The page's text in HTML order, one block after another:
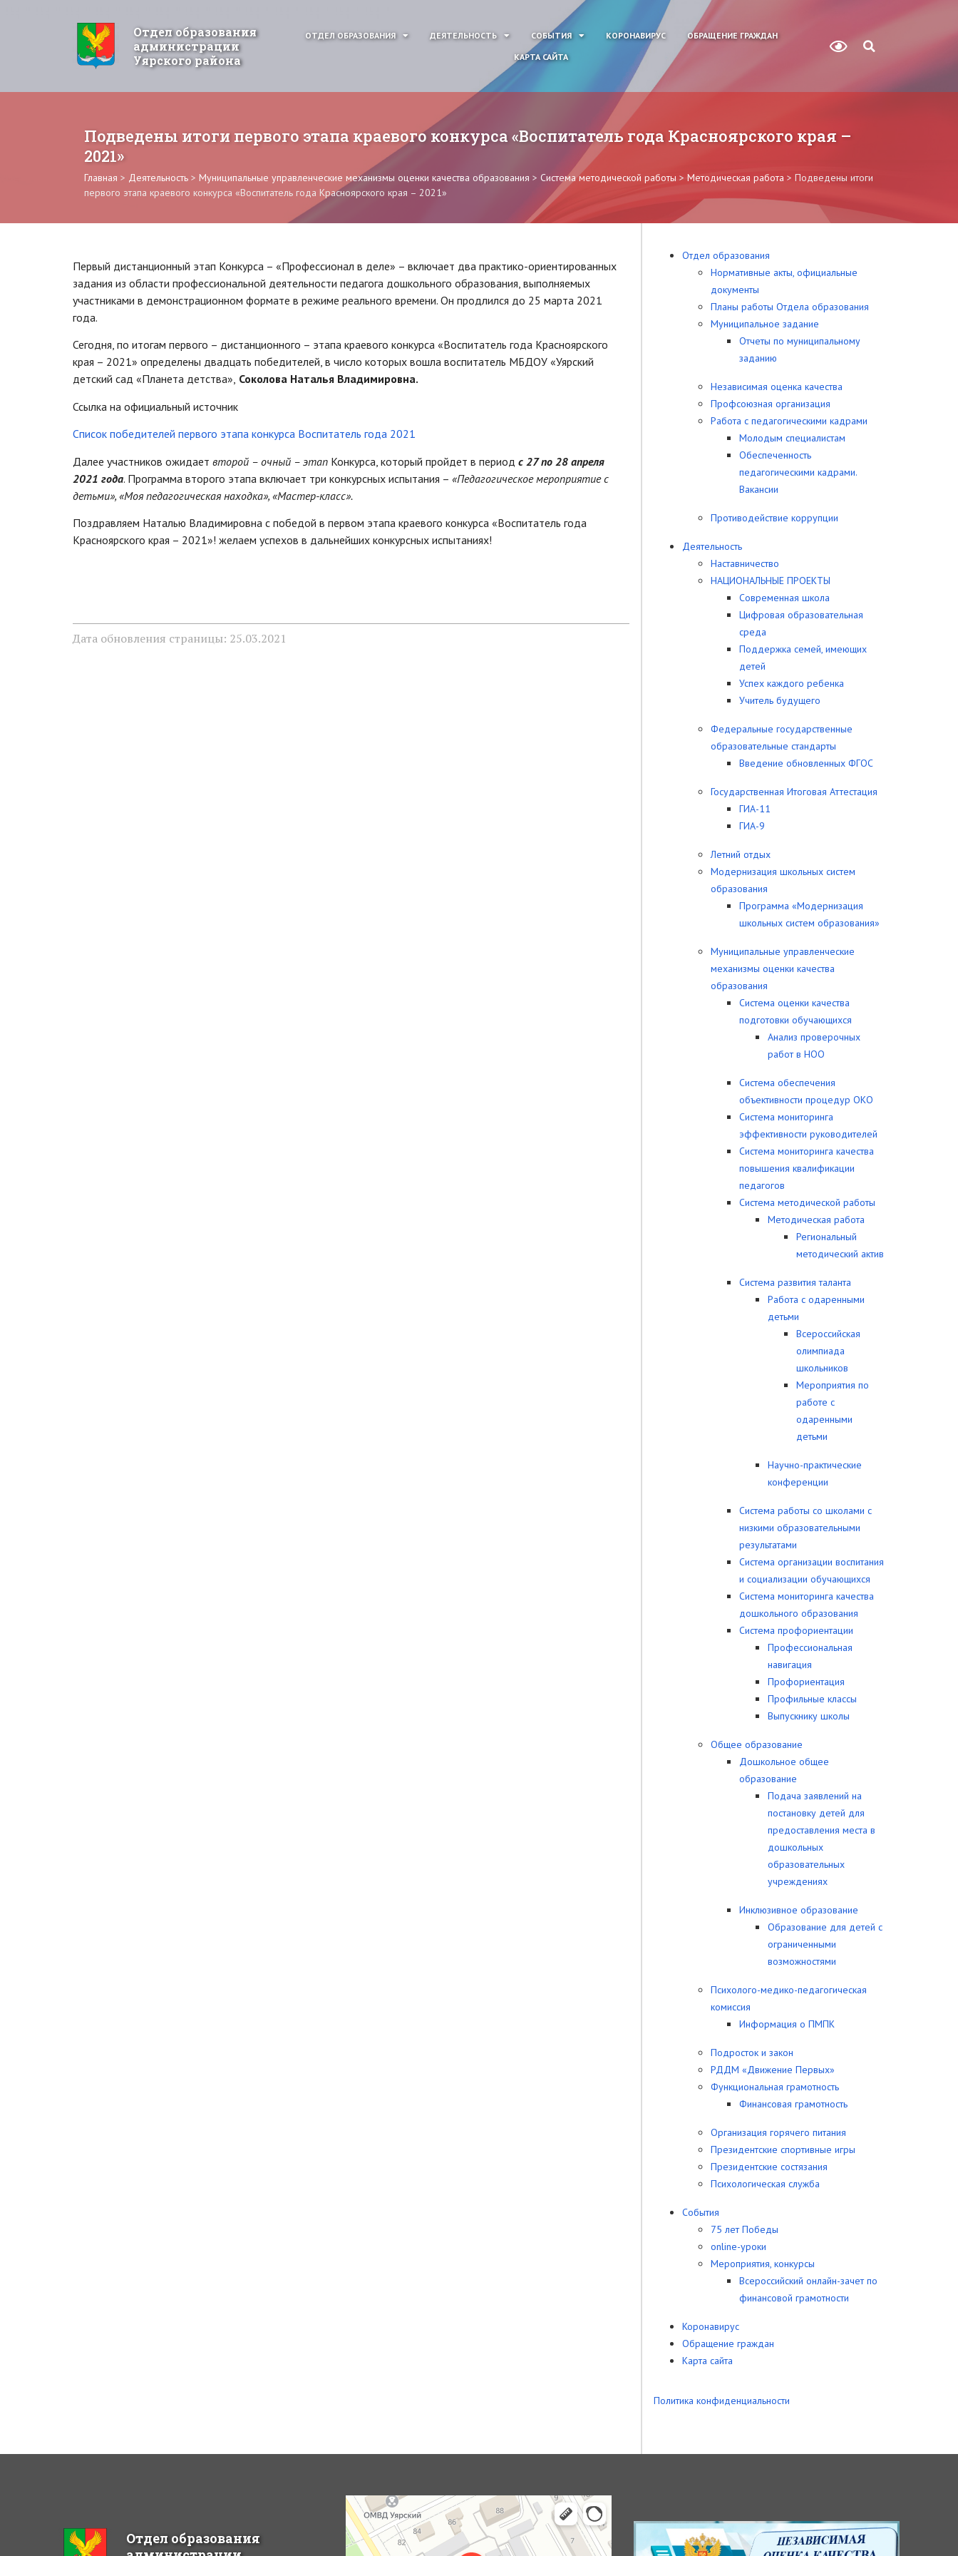
Отдел образования
администрации
Уярского района
ОТДЕЛ ОБРАЗОВАНИЯ ДЕЯТЕЛЬНОСТЬ СОБЫТИЯ КОРОНАВИРУС
ОБРАЩЕНИЕ ГРАЖДАН
КАРТА САЙТА
Подведены итоги первого этапа краевого конкурса «Воспитатель года Красноярского края –
2021»
Главная > Деятельность > Муниципальные управленческие механизмы оценки качества образования > Система методической работы > Методическая работа > Подведены итоги
первого этапа краевого конкурса «Воспитатель года Красноярского края – 2021»
Первый дистанционный этап Конкурса – «Профессионал в деле» – включает два практико-ориентированных
задания из области профессиональной деятельности педагога дошкольного образования, выполняемых
участниками в демонстрационном формате в режиме реального времени. Он продлился до 25 марта 2021
года.
Сегодня, по итогам первого – дистанционного – этапа краевого конкурса «Воспитатель года Красноярского
края – 2021» определены двадцать победителей, в число которых вошла воспитатель МБДОУ «Уярский
детский сад «Планета детства», Соколова Наталья Владимировна.
Ссылка на официальный источник
Список победителей первого этапа конкурса Воспитатель года 2021
Далее участников ожидает второй – очный – этап Конкурса, который пройдет в период с 27 по 28 апреля
2021 года. Программа второго этапа включает три конкурсных испытания – «Педагогическое мероприятие с
детьми», «Моя педагогическая находка», «Мастер-класс».
Поздравляем Наталью Владимировна с победой в первом этапа краевого конкурса «Воспитатель года
Красноярского края – 2021»! желаем успехов в дальнейших конкурсных испытаниях!
Дата обновления страницы: 25.03.2021
Отдел образования
Нормативные акты, официальные
документы
Планы работы Отдела образования
Муниципальное задание
Отчеты по муниципальному
заданию
Независимая оценка качества
Профсоюзная организация
Работа с педагогическими кадрами
Молодым специалистам
Обеспеченность
педагогическими кадрами.
Вакансии
Противодействие коррупции
Деятельность
Наставничество
НАЦИОНАЛЬНЫЕ ПРОЕКТЫ
Современная школа
Цифровая образовательная
среда
Поддержка семей, имеющих
детей
Успех каждого ребенка
Учитель будущего
Федеральные государственные
образовательные стандарты
Введение обновленных ФГОС
Государственная Итоговая Аттестация
ГИА-11
ГИА-9
Летний отдых
Модернизация школьных систем
образования
Программа «Модернизация
школьных систем образования»
Муниципальные управленческие
механизмы оценки качества
образования
Система оценки качества
подготовки обучающихся
Анализ проверочных
работ в НОО
Система обеспечения
объективности процедур ОКО
Система мониторинга
эффективности руководителей
Система мониторинга качества
повышения квалификации
педагогов
Система методической работы
Методическая работа
Региональный
методический актив
Система развития таланта
Работа с одаренными
детьми
Всероссийская
олимпиада
школьников
Мероприятия по
работе с
одаренными
детьми
Научно-практические
конференции
Система работы со школами с
низкими образовательными
результатами
Система организации воспитания
и социализации обучающихся
Система мониторинга качества
дошкольного образования
Система профориентации
Профессиональная
навигация
Профориентация
Профильные классы
Выпускнику школы
Общее образование
Дошкольное общее
образование
Подача заявлений на
постановку детей для
предоставления места в
дошкольных
образовательных
учреждениях
Инклюзивное образование
Образование для детей с
ограниченными
возможностями
Психолого-медико-педагогическая
комиссия
Информация о ПМПК
Подросток и закон
РДДМ «Движение Первых»
Функциональная грамотность
Финансовая грамотность
Организация горячего питания
Президентские спортивные игры
Президентские состязания
Психологическая служба
События
75 лет Победы
online-уроки
Мероприятия, конкурсы
Всероссийский онлайн-зачет по
финансовой грамотности
Коронавирус
Обращение граждан
Карта сайта
Политика конфиденциальности
Отдел образования
Уяр
Улица Ленина, 85 — Яндекс Карты